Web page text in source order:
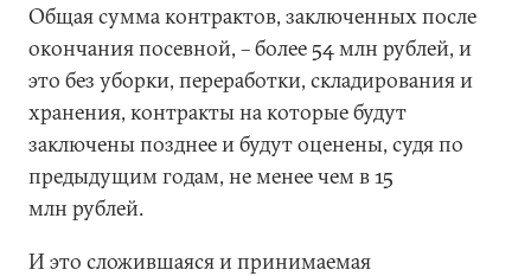
Общая сумма контрактов, заключенных после
окончания посевной, – более 54 млн рублей, и
это без уборки, переработки, складирования и
хранения, контракты на которые будут
заключены позднее и будут оценены, судя по
предыдущим годам, не менее чем в 15
млн рублей.
И это сложившаяся и принимаемая